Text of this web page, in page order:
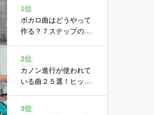
1位
ボカロ曲はどうやって
作る？７ステップの作
2位
カノン進行が使われて
いる曲２５選！ヒット
3位